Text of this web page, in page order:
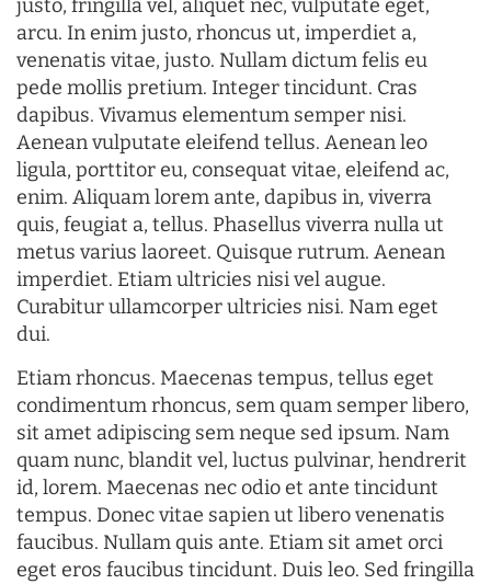
justo, fringilla vel, aliquet nec, vulputate eget,
arcu. In enim justo, rhoncus ut, imperdiet a,
venenatis vitae, justo. Nullam dictum felis eu
pede mollis pretium. Integer tincidunt. Cras
dapibus. Vivamus elementum semper nisi.
Aenean vulputate eleifend tellus. Aenean leo
ligula, porttitor eu, consequat vitae, eleifend ac,
enim. Aliquam lorem ante, dapibus in, viverra
quis, feugiat a, tellus. Phasellus viverra nulla ut
metus varius laoreet. Quisque rutrum. Aenean
imperdiet. Etiam ultricies nisi vel augue.
Curabitur ullamcorper ultricies nisi. Nam eget
dui.
Etiam rhoncus. Maecenas tempus, tellus eget
condimentum rhoncus, sem quam semper libero,
sit amet adipiscing sem neque sed ipsum. Nam
quam nunc, blandit vel, luctus pulvinar, hendrerit
id, lorem. Maecenas nec odio et ante tincidunt
tempus. Donec vitae sapien ut libero venenatis
faucibus. Nullam quis ante. Etiam sit amet orci
eget eros faucibus tincidunt. Duis leo. Sed fringilla